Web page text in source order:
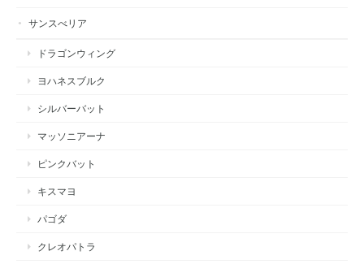
サンスべリア
ドラゴンウィング
ヨハネスブルク
シルバーバット
マッソニアーナ
ピンクバット
キスマヨ
パゴダ
クレオパトラ